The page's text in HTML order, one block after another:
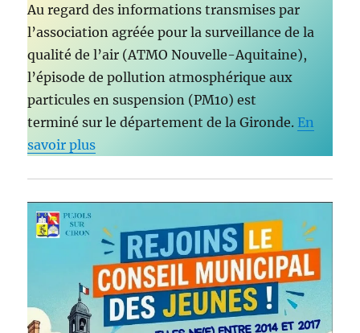
Au regard des informations transmises par
l’association agréée pour la surveillance de la
qualité de l’air (ATMO Nouvelle-Aquitaine),
l’épisode de pollution atmosphérique aux
particules en suspension (PM10) est
terminé sur le département de la Gironde. En
savoir plus